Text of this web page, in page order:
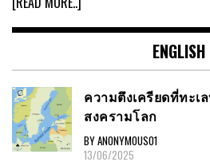
ENGLISH
ความตึงเครียดที่ทะ
สงครามโลก
BY ANONYMOUS01
13/06/2025